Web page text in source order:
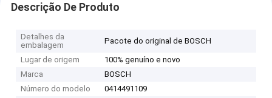
Descrição De Produto
Detalhes da
embalagem
Pacote do original de BOSCH
Lugar de origem
100% genuíno e novo
Marca
BOSCH
Número do modelo
0414491109